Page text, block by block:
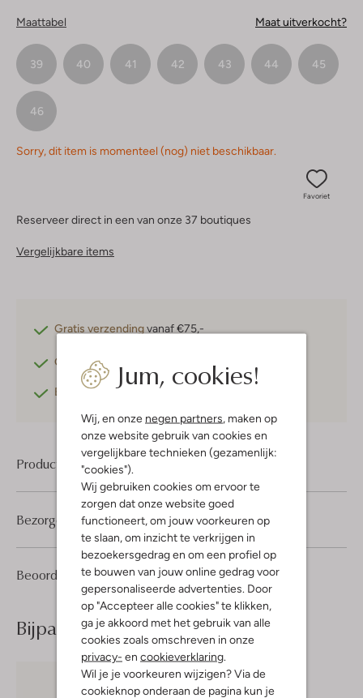
Jum, cookies!
Wij, en onze negen partners, maken op
onze website gebruik van cookies en
vergelijkbare technieken (gezamenlijk:
"cookies").
Wij gebruiken cookies om ervoor te
zorgen dat onze website goed
functioneert, om jouw voorkeuren op
te slaan, om inzicht te verkrijgen in
bezoekersgedrag en om een profiel op
te bouwen van jouw online gedrag voor
gepersonaliseerde advertenties. Door
op "Accepteer alle cookies" te klikken,
ga je akkoord met het gebruik van alle
cookies zoals omschreven in onze
privacy- en cookieverklaring.
Wil je je voorkeuren wijzigen? Via de
cookieknop onderaan de pagina kun je
Maattabel Maat uitverkocht?
39 40 41 42 43 44 45
46
Sorry, dit item is momenteel (nog) niet beschikbaar.
Favoriet
Reserveer direct in een van onze 37 boutiques
Vergelijkbare items
Gratis verzendingvanaf €75,-
Gratis retourneren
Betaal achteraf met Klarna
Product informatie
Beoordelingen (5) 4/5
5
4
Sterren
Bezorgen & retourneren
Bijpassende producten